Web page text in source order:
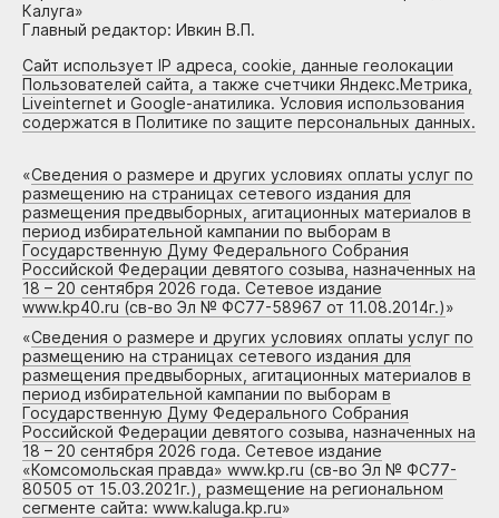
Калуга»
Главный редактор: Ивкин В.П.
Сайт использует IP адреса, cookie, данные геолокации
Пользователей сайта, а также счетчики Яндекс.Метрика,
Liveinternet и Google-анатилика. Условия использования
содержатся в Политике по защите персональных данных.
«Сведения о размере и других условиях оплаты услуг по
размещению на страницах сетевого издания для
размещения предвыборных, агитационных материалов в
период избирательной кампании по выборам в
Государственную Думу Федерального Собрания
Российской Федерации девятого созыва, назначенных на
18 – 20 сентября 2026 года. Сетевое издание
www.kp40.ru (св-во Эл № ФС77-58967 от 11.08.2014г.)»
«Сведения о размере и других условиях оплаты услуг по
размещению на страницах сетевого издания для
размещения предвыборных, агитационных материалов в
период избирательной кампании по выборам в
Государственную Думу Федерального Собрания
Российской Федерации девятого созыва, назначенных на
18 – 20 сентября 2026 года. Сетевое издание
«Комсомольская правда» www.kp.ru (св-во Эл № ФС77-
80505 от 15.03.2021г.), размещение на региональном
сегменте сайта: www.kaluga.kp.ru»